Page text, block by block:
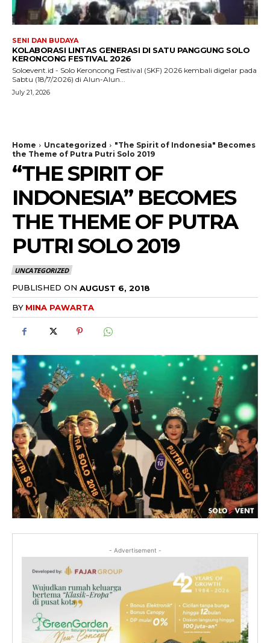
SENI DAN BUDAYA
KOLABORASI LINTAS GENERASI DI SATU PANGGUNG SOLO
KERONCONG FESTIVAL 2026
Soloevent.id - Solo Keroncong Festival (SKF) 2026 kembali digelar pada
Sabtu (18/7/2026) di Alun-Alun...
July 21, 2026